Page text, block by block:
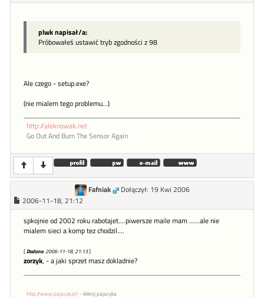
plwk napisał/a:
Próbowałeś ustawić tryb zgodności z 98
Ale czego - setup.exe?
(nie mialem tego problemu...)
http://aleknowak.net
Go Out And Burn The Sensor Again
Fafniak
Dołączył: 19 Kwi 2006
2006-11-18, 21:12
spkojnie od 2002 roku rabotajet....piwersze maile mam ......ale nie
mialem sieci a komp tez chodzil....
[Dodano: 2006-11-18, 21:13]
zorzyk, - a jaki sprzet masz dokladnie?
http://www.pajacyk.pl/ - kliknij pajacyka